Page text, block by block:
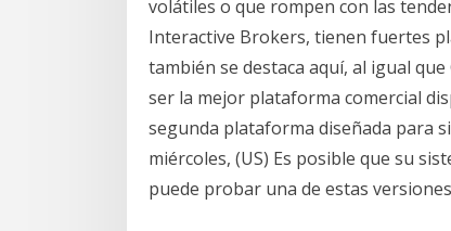
volátiles o que rompen con las
Interactive Brokers, tienen fuertes
también se destaca aquí, al igual
ser la mejor plataforma comercial
segunda plataforma diseñada para
miércoles, (US) Es posible que su
puede probar una de estas